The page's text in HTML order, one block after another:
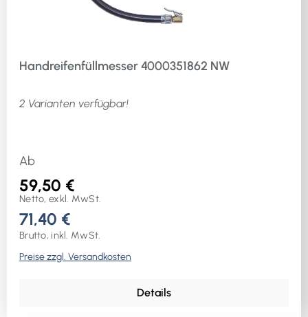
Handreifenfüllmesser 4000351862 NW
2 Varianten verfügbar!
Ab
59,50 €
Netto, exkl. MwSt.
71,40 €
Brutto, inkl. MwSt.
Preise zzgl. Versandkosten
Details